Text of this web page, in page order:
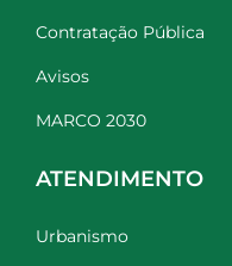
Contratação Pública
Avisos
MARCO 2030
ATENDIMENTO
Urbanismo